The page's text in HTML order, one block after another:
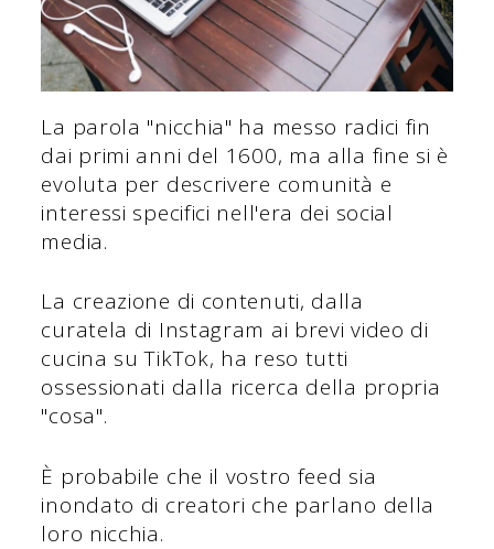
La parola "nicchia" ha messo radici fin
dai primi anni del 1600, ma alla fine si è
evoluta per descrivere comunità e
interessi specifici nell'era dei social
media.
La creazione di contenuti, dalla
curatela di Instagram ai brevi video di
cucina su TikTok, ha reso tutti
ossessionati dalla ricerca della propria
"cosa".
È probabile che il vostro feed sia
inondato di creatori che parlano della
loro nicchia.